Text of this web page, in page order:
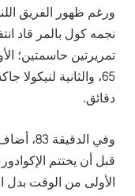
ورغم ظهور الفريق
نجمه كول بالمر قاد
تمريرتين حاسمتين؛
65، والثانية
دقائق.
وفي
قبل أن يختتم
الأولى من الوقت بدل